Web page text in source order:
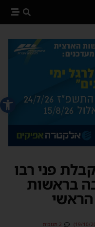
פתח
פני רבו
בראשות
הראשי
2 תגובות